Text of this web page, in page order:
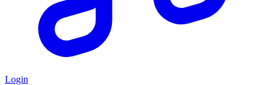
Login